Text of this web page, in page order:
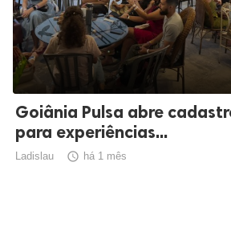
Goiânia Pulsa abre
para experiências...
Ladislau  há 1 mês